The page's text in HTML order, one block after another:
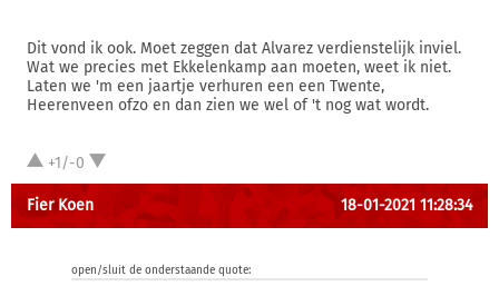
Dit vond ik ook. Moet zeggen dat Alvarez verdienstelijk inviel.
Wat we precies met Ekkelenkamp aan moeten, weet ik niet.
Laten we 'm een jaartje verhuren een een Twente,
Heerenveen ofzo en dan zien we wel of 't nog wat wordt.
+1/-0
Fier Koen 18-01-2021 11:28:34
open/sluit de onderstaande quote: